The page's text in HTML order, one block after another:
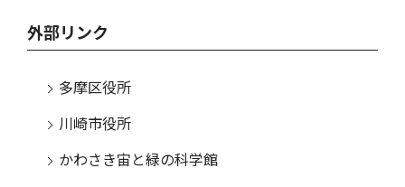
外部リンク
多摩区役所
川崎市役所
かわさき宙と緑の科学館